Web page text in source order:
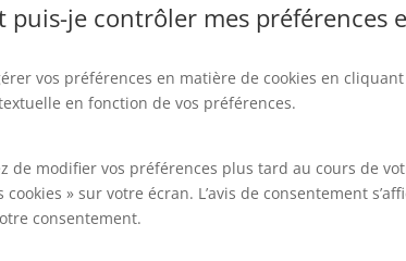
puis-je contrôler mes préférences
vos préférences en matière de cookies en
en fonction de vos préférences.
de modifier vos préférences plus tard au cours de
cookies » sur votre écran. L’avis de consentement
consentement.